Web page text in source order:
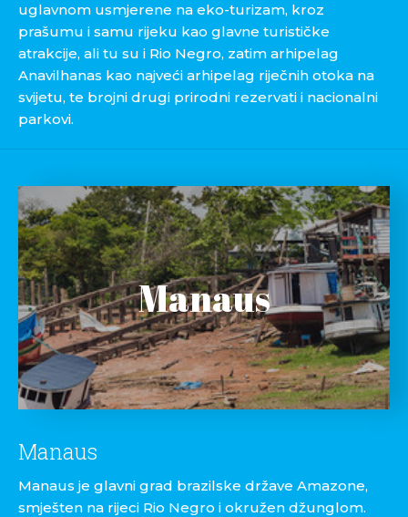
uglavnom usmjerene na eko-turizam, kroz
prašumu i samu rijeku kao glavne turističke
atrakcije, ali tu su i Rio Negro, zatim arhipelag
Anavilhanas kao najveći arhipelag riječnih otoka na
svijetu, te brojni drugi prirodni rezervati i nacionalni
parkovi.
Manaus
Manaus
Manaus je glavni grad brazilske države Amazone,
smješten na rijeci Rio Negro i okružen džunglom.